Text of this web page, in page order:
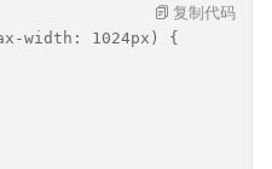
width: 1024px) {
复制代码